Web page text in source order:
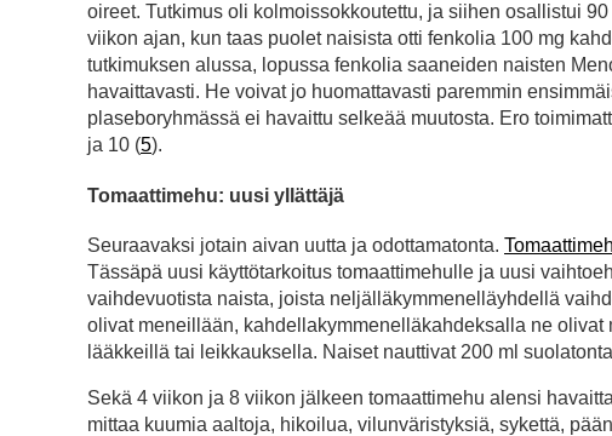
oireet. Tutkimus oli kolmoissokkoutettu, ja siihen osallistui
viikon ajan, kun taas puolet naisista otti fenkolia 100 mg
tutkimuksen alussa, lopussa fenkolia saaneiden naisten
havaittavasti. He voivat jo huomattavasti paremmin
plaseboryhmässä ei havaittu selkeää muutosta. Ero
ja 10 (5).
Tomaattimehu: uusi yllättäjä
Seuraavaksi jotain aivan uutta ja odottamatonta.
Tässäpä uusi käyttötarkoitus tomaattimehulle ja uusi
vaihdevuotista naista, joista neljälläkymmenelläyhdellä
olivat meneillään, kahdellakymmenelläkahdeksalla ne
lääkkeillä tai leikkauksella. Naiset nauttivat 200 ml
Sekä 4 viikon ja 8 viikon jälkeen tomaattimehu alensi
mittaa kuumia aaltoja, hikoilua, vilunväristyksiä, sykettä,